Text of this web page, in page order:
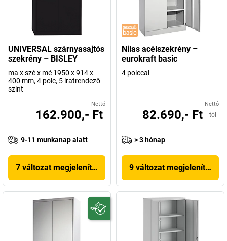
UNIVERSAL szárnyasajtós
szekrény – BISLEY
ma x szé x mé 1950 x 914 x
400 mm, 4 polc, 5 iratrendező
szint
Nettó
162.900,- Ft
9-11 munkanap alatt
7 változat megjelenítése
Nilas acélszekrény –
eurokraft basic
4 polccal
Nettó
82.690,- Ft -tól
> 3 hónap
9 változat megjelenítése